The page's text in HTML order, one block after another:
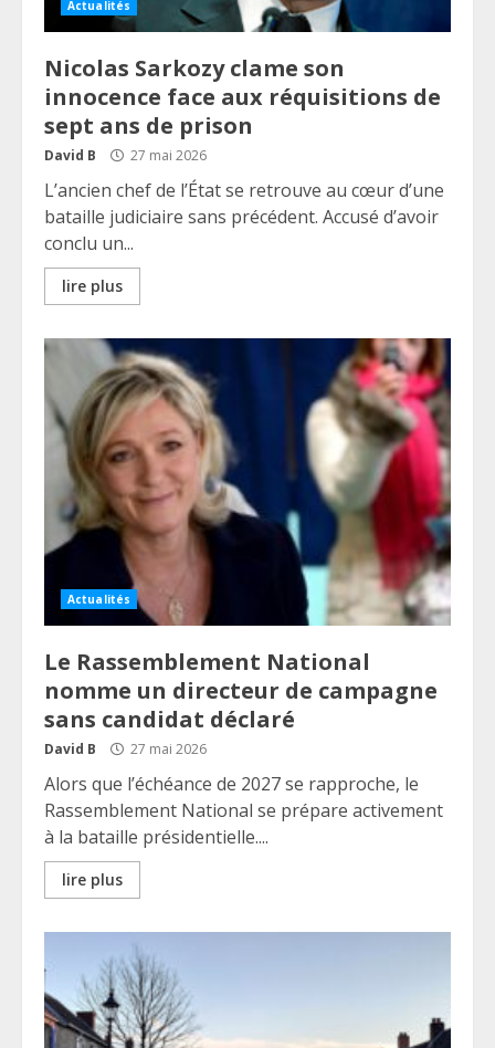
Actualités
Nicolas Sarkozy clame son
innocence face aux réquisitions de
sept ans de prison
David B 27 mai 2026
L’ancien chef de l’État se retrouve au cœur d’une
bataille judiciaire sans précédent. Accusé d’avoir
conclu un...
lire plus
Actualités
Le Rassemblement National
nomme un directeur de campagne
sans candidat déclaré
David B 27 mai 2026
Alors que l’échéance de 2027 se rapproche, le
Rassemblement National se prépare activement
à la bataille présidentielle....
lire plus